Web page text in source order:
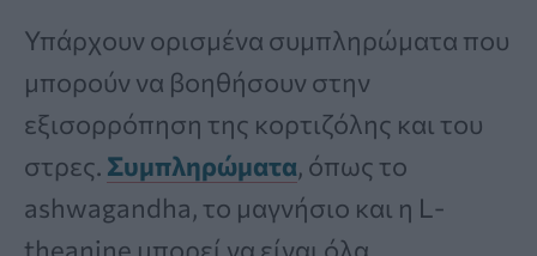
Υπάρχουν ορισμένα συμπληρώματα που
μπορούν να βοηθήσουν στην
εξισορρόπηση της κορτιζόλης και του
στρες. Συμπληρώματα, όπως το
ashwagandha, το μαγνήσιο και η L-
theanine μπορεί να είναι όλα